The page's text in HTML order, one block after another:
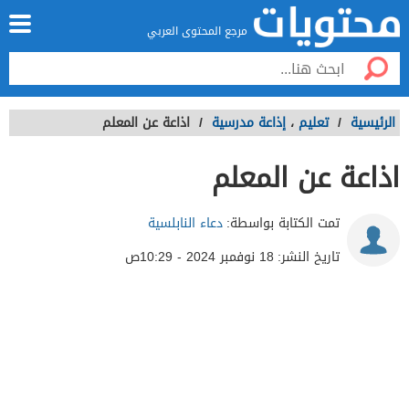
مرجع المحتوى العربي
الرئيسية / تعليم ، إذاعة مدرسية / اذاعة عن المعلم
اذاعة عن المعلم
تمت الكتابة بواسطة:دعاء النابلسية
تاريخ النشر: 18 نوفمبر 2024 - 10:29ص